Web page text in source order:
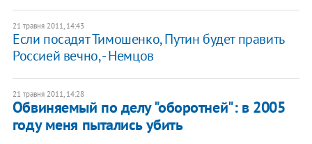
21 травня 2011, 14:43
Если посадят Тимошенко, Путин будет править
Россией вечно, - Немцов
21 травня 2011, 14:28
Обвиняемый по делу "оборотней": в 2005
году меня пытались убить